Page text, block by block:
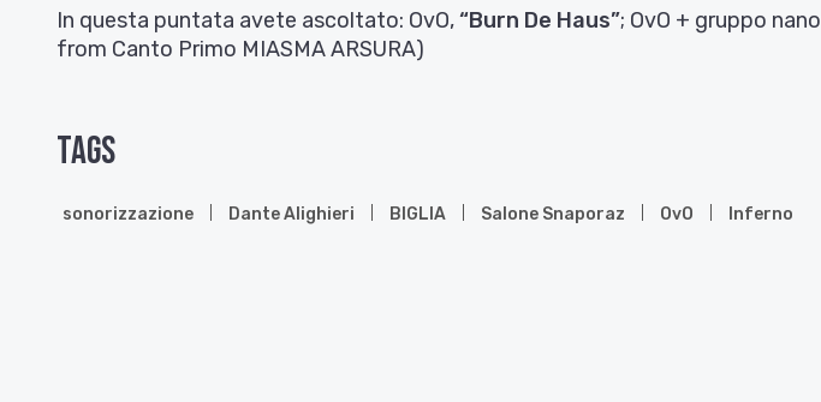
In questa puntata avete ascoltato: OvO,“Burn De Haus”; OvO + gruppo
from Canto Primo MIASMA ARSURA)
Tags
sonorizzazione Dante Alighieri BIGLIA Salone Snaporaz OvO Inferno